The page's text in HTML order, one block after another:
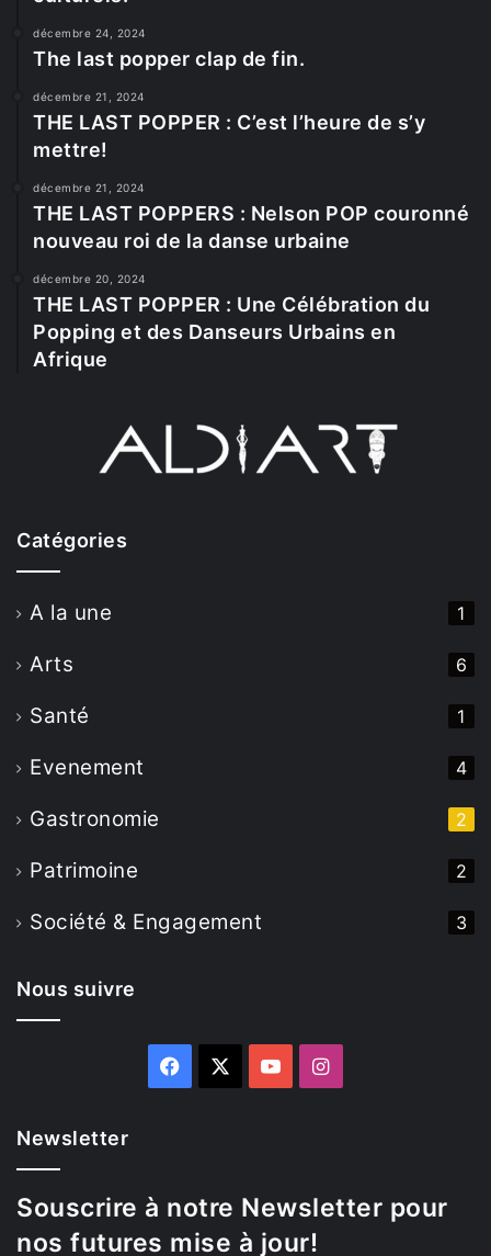
décembre 24, 2024
The last popper clap de fin.
décembre 21, 2024
THE LAST POPPER : C’est l’heure de s’y
mettre!
décembre 21, 2024
THE LAST POPPERS : Nelson POP couronné
nouveau roi de la danse urbaine
décembre 20, 2024
THE LAST POPPER : Une Célébration du
Popping et des Danseurs Urbains en
Afrique
Catégories
A la une 1
Arts 6
Santé 1
Evenement 4
Gastronomie 2
Patrimoine 2
Société & Engagement 3
Nous suivre
Facebook YouTubeInstagram
Newsletter
Souscrire à notre Newsletter pour
nos futures mise à jour!